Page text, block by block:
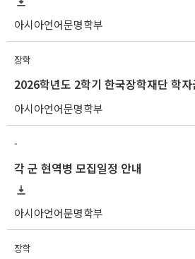
아시아언어문명학부
장학
아시아언어문명학부
-
각 군 현역병 모집일정 안내
아시아언어문명학부
장학